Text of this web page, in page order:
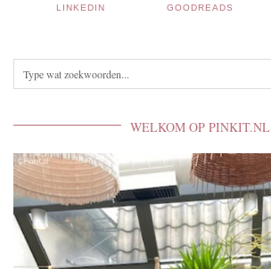
LINKEDIN GOODREADS
WELKOM OP PINKIT.NL